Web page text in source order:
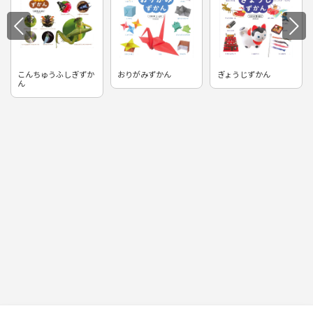
こんちゅうふしぎずか
ん
おりがみずかん ぎょうじずかん